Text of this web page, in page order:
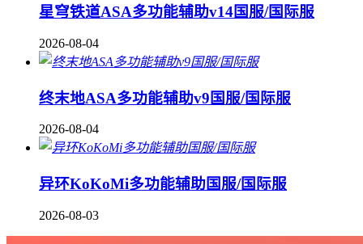
星穹铁道ASA多功能辅助v14国服/国际服
2026-08-04
终末地ASA多功能辅助v9国服/国际服
2026-08-04
异环KoKoMi多功能辅助国服/国际服
2026-08-03